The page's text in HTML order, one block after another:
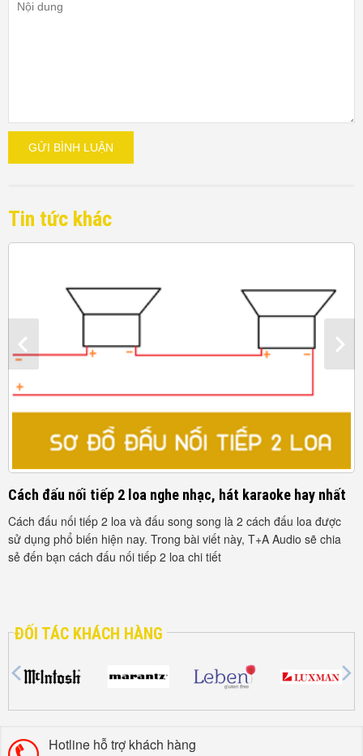
GỬI BÌNH LUẬN
Tin tức khác
Cách đấu nối tiếp 2 loa nghe nhạc, hát karaoke hay nhất
Cách đấu nối tiếp 2 loa và đấu song song là 2 cách đấu loa được
sử dụng phổ biến hiện nay. Trong bài viết này, T+A Audio sẽ chia
sẻ đến bạn cách đấu nối tiếp 2 loa chi tiết
ĐỐI TÁC KHÁCH HÀNG
Hotline hỗ trợ khách hàng